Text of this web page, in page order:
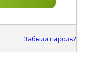
Забыли пароль?